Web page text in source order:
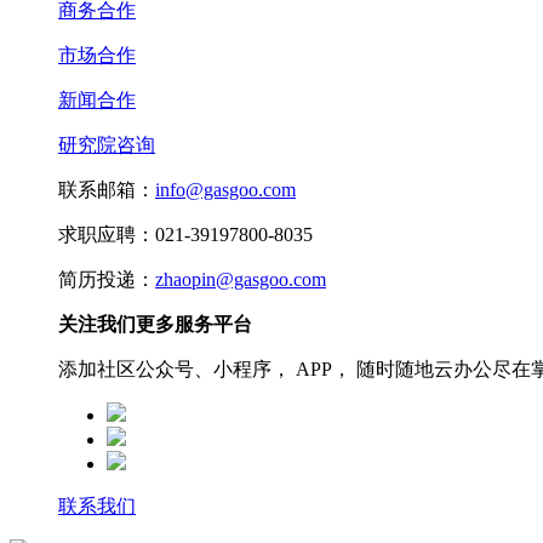
商务合作
市场合作
新闻合作
研究院咨询
联系邮箱： info@gasgoo.com
求职应聘：021-39197800-8035
简历投递： zhaopin@gasgoo.com
关注我们更多服务平台
添加社区公众号、小程序， APP， 随时随地云办公尽在
联系我们